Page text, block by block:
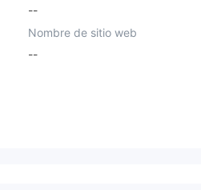
--
Nombre de sitio web
--